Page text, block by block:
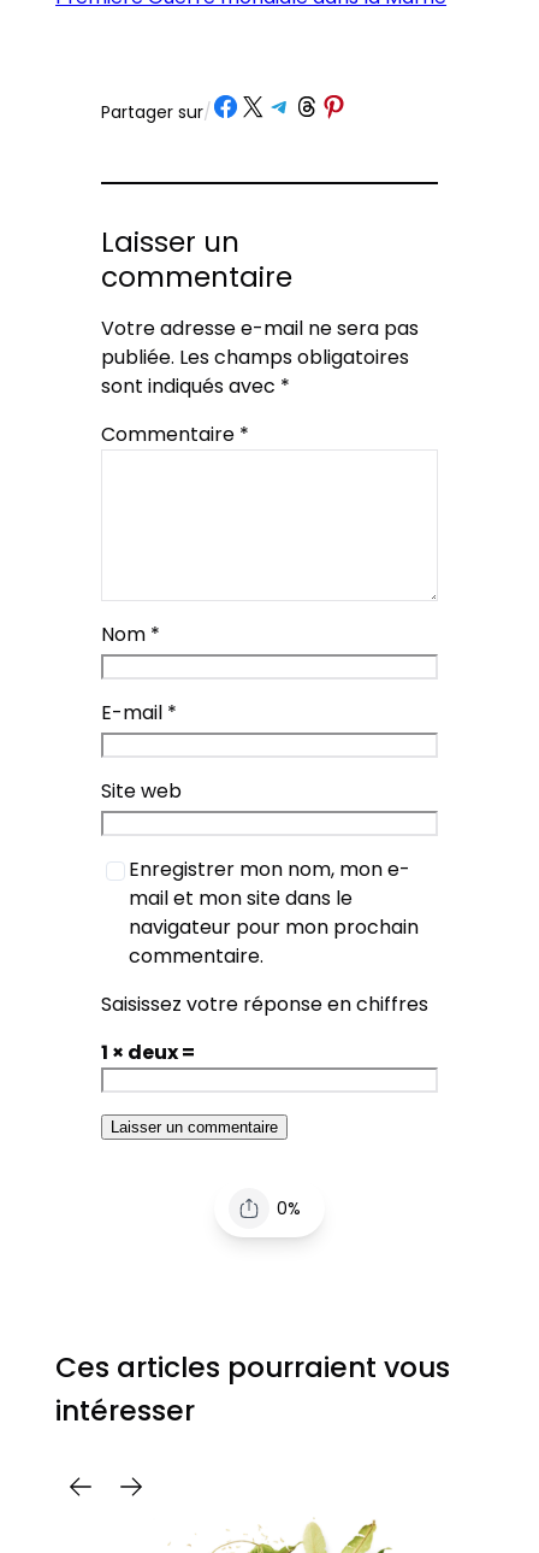
Partager sur/ Partager sur Facebook
Partager sur X Partager sur Telegram
Partager sur Threads
Partager sur Pinterest
Laisser un
commentaire
Votre adresse e-mail ne sera pas
publiée. Les champs obligatoires
sont indiqués avec *
Commentaire *
Nom *
E-mail *
Site web
Enregistrer mon nom, mon e-
mail et mon site dans le
navigateur pour mon prochain
commentaire.
Saisissez votre réponse en chiffres
1 × deux =
0%
Ces articles pourraient vous
intéresser